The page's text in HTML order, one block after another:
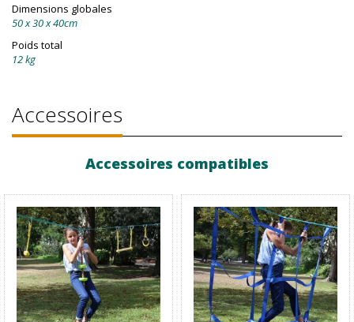
Dimensions globales
50 x 30 x 40cm
Poids total
12 kg
Accessoires
Accessoires compatibles